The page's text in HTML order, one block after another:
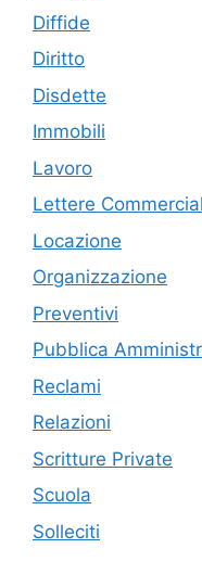
Diffide
Diritto
Disdette
Immobili
Lavoro
Lettere
Locazione
Organizzazione
Preventivi
Pubblica
Reclami
Relazioni
Scritture Private
Scuola
Solleciti